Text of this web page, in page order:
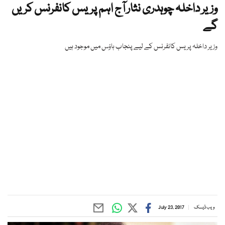
وزیر داخلہ چوہدری نثار آج اہم پریس کانفرنس کریں
گے
وزیر داخلہ پریس کانفرنس کے لیے پنجاب ہاؤس میں موجود ہیں
ویب ڈیسک July 23, 2017